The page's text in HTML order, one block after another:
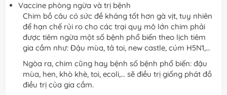
Vaccine phòng ngừa và trị bệnh
Chim bồ câu có sức đề kháng tốt hơn gà vịt, tuy nhiên
để hạn chế rủi ro cho các trại quy mô lớn chim phải
được tiêm ngừa một số bệnh phổ biến theo lịch tiêm
gia cầm như: Đậu mùa, tả toi, new castle, cúm H5N1,…
Ngòa ra, chim cũng hay bệnh số bệnh phổ biến: đậu
mùa, hen, khò khè, toi, ecoli,… sẽ điều trị giống phát đồ
điều trị của gia cầm.